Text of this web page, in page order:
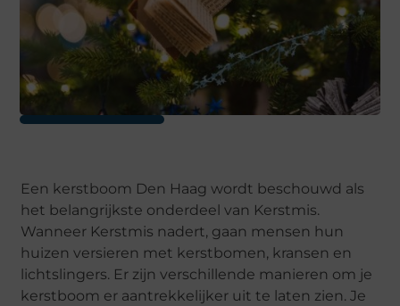
Een kerstboom Den Haag wordt beschouwd als
het belangrijkste onderdeel van Kerstmis.
Wanneer Kerstmis nadert, gaan mensen hun
huizen versieren met kerstbomen, kransen en
lichtslingers. Er zijn verschillende manieren om je
kerstboom er aantrekkelijker uit te laten zien. Je